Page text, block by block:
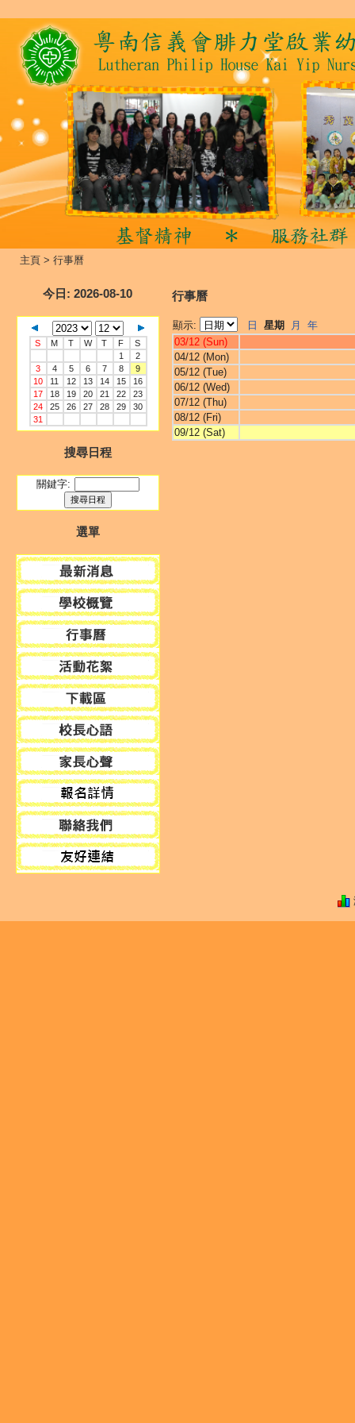
主頁 > 行事曆
今日 : 2026-08-10
S M T W T F
S
1
2
3
4 5 6 7 8
9
10
11 12 13 14 15
16
17
18 19 20 21 22
23
24
25 26 27 28 29
30
31
搜尋日程
關鍵字:
選單
行事曆
顯示: 日 星期 月
年
03/12 (Sun)
04/12 (Mon)
05/12 (Tue)
06/12 (Wed)
07/12 (Thu)
08/12 (Fri)
09/12 (Sat)